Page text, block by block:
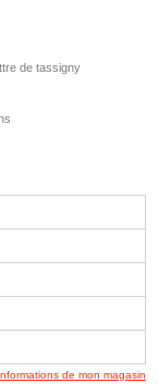
de tassigny
de mon magasin